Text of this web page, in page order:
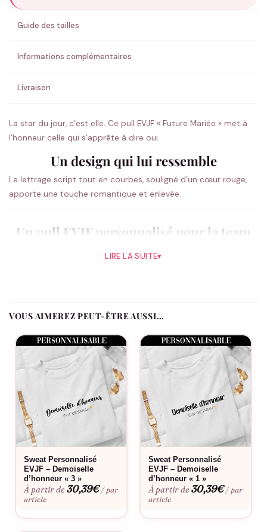
ENVOYER MA DEMANDE ✨
💚 Retour sous 24-48h🇫🇷 Flocage en France✅ Validation avant fabrication
Guide des tailles
Informations complémentaires
Livraison
La star du jour, c’est elle. Ce pull EVJF « Future Mariée » met à
l’honneur celle qui s’apprête à dire oui.
Un design qui lui ressemble
Le lettrage script tout en courbes, souligné d’un cœur rouge,
apporte une touche romantique et enlevée.
Un pull EVJF personnalisé pour la team
Confortable et chaud, ce pull EVJF enveloppe la team dans une
Comment se distingue ce modèle ?
Le lettrage script tout en courbes, souligné d’un cœur rouge,
apporte une touche romantique et enlevée.
Le flocage est-il fait en France ?
Oui, dans notre atelier en France, à la commande.
Fabriqué à la commande, floqué en France.
LIRE LA SUITE▾
VOUS AIMEREZ PEUT-ÊTRE AUSSI…
Sweat Personnalisé
EVJF – Demoiselle
d’honneur « 3 »
À partir de30,39€ / par
article
Sweat Personnalisé
EVJF – Demoiselle
d’honneur « 1 »
À partir de30,39€ / par
article